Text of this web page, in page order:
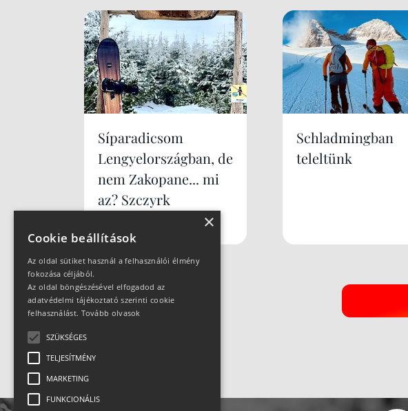
Síparadicsom
Lengyelországban, de
nem Zakopane... mi
az? Szczyrk
Schladmingban
teleltünk
×
Cookie beállítások
Az oldal sütiket használ a felhasználói élmény
fokozása céljából.
Az oldal böngészésével elfogadod az
adatvédelmi tájékoztató szerinti cookie
felhasználást. Tovább olvasok
SZÜKSÉGES
TELJESÍTMÉNY
MARKETING
FUNKCIONÁLIS